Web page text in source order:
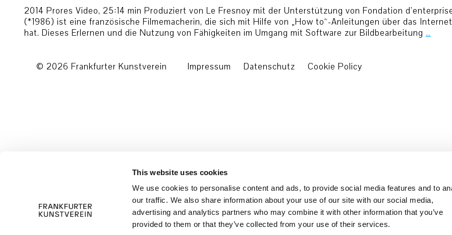
This website uses cookies
We use cookies to personalise content and ads, to provide social media features and to
our traffic. We also share information about your use of our site with our social media,
advertising and analytics partners who may combine it with other information that you’ve
provided to them or that they’ve collected from your use of their services.
2014 Prores Video, 25:14 min Produziert von Le Fresnoy mit der Unterstützung von Fondation
(*1986) ist eine französische Filmemacherin, die sich mit Hilfe von „How to“-Anleitungen über das
hat. Dieses Erlernen und die Nutzung von Fähigkeiten im Umgang mit Software zur Bildbearbeitung …
© 2026 Frankfurter Kunstverein Impressum Datenschutz Cookie Policy